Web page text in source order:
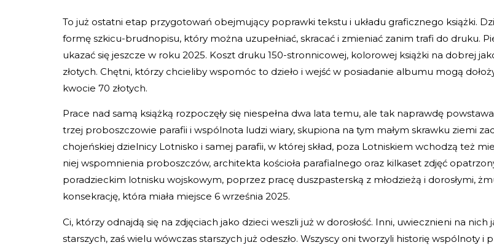
To już ostatni etap przygotowań obejmujący poprawki tekstu i układu graficznego książki.
formę szkicu-brudnopisu, który można uzupełniać, skracać i zmieniać zanim trafi do druku.
ukazać się jeszcze w roku 2025. Koszt druku 150-stronnicowej, kolorowej książki na dobrej
złotych. Chętni, którzy chcieliby wspomóc to dzieło i wejść w posiadanie albumu mogą
kwocie 70 złotych.
Prace nad samą książką rozpoczęły się niespełna dwa lata temu, ale tak naprawdę
trzej proboszczowie parafii i wspólnota ludzi wiary, skupiona na tym małym skrawku ziemi
chojeńskiej dzielnicy Lotnisko i samej parafii, w której skład, poza Lotniskiem wchodzą też
niej wspomnienia proboszczów, architekta kościoła parafialnego oraz kilkaset zdjęć
poradzieckim lotnisku wojskowym, poprzez pracę duszpasterską z młodzieżą i dorosłymi,
konsekrację, która miała miejsce 6 września 2025.
Ci, którzy odnajdą się na zdjęciach jako dzieci weszli już w dorosłość. Inni, uwiecznieni na
starszych, zaś wielu wówczas starszych już odeszło. Wszyscy oni tworzyli historię wspólnoty